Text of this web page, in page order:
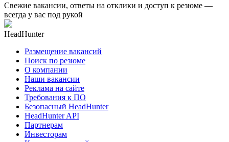
Свежие вакансии, ответы на отклики и доступ к резюме —
всегда у вас под рукой
HeadHunter
Размещение вакансий
Поиск по резюме
О компании
Наши вакансии
Реклама на сайте
Требования к ПО
Безопасный HeadHunter
HeadHunter API
Партнерам
Инвесторам